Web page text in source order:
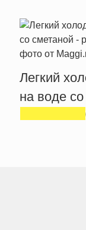
Легкий
на воде